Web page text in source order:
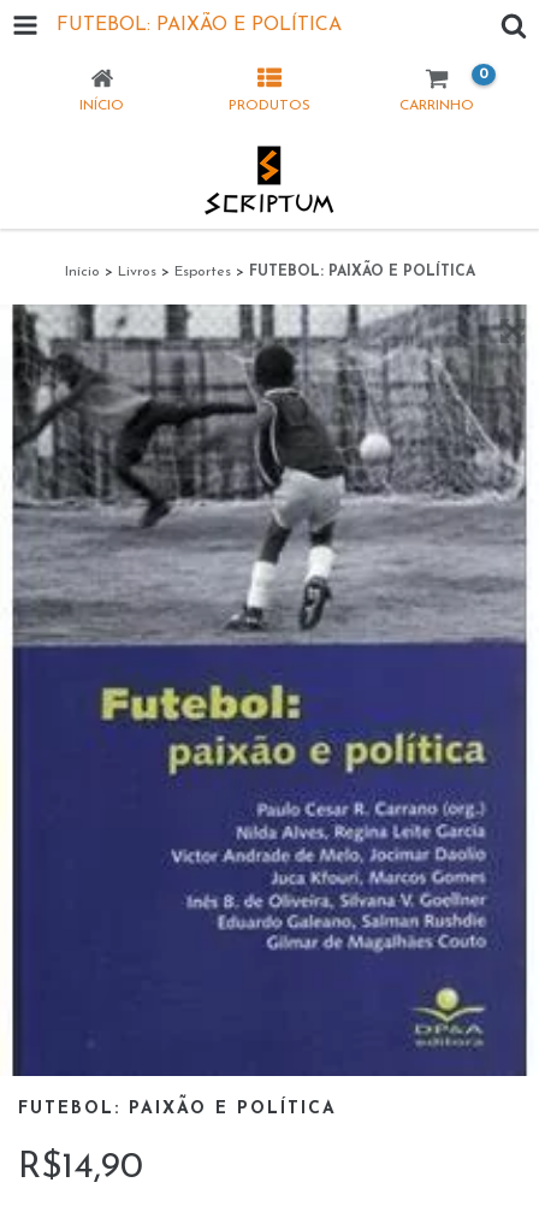
FUTEBOL: PAIXÃO E POLÍTICA
INÍCIO PRODUTOS CARRINHO
0
Início > Livros > Esportes > FUTEBOL: PAIXÃO E POLÍTICA
FUTEBOL: PAIXÃO E POLÍTICA
R$14,90